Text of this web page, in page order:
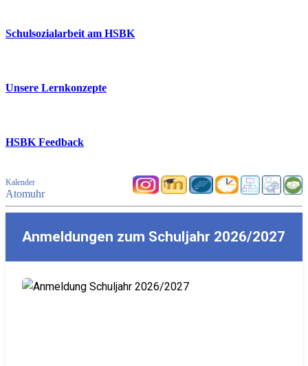
Schulsozialarbeit am HSBK
Unsere Lernkonzepte
HSBK Feedback
Kalender
Atomuhr
Anmeldungen zum Schuljahr 2026/2027